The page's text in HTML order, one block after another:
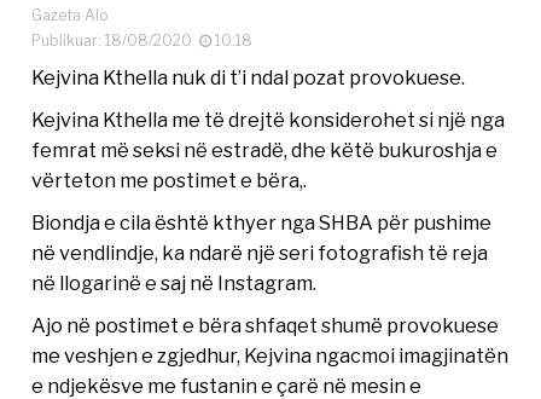
Gazeta Alo
Publikuar: 18/08/2020
10:18
Kejvina Kthella nuk di t’i ndal pozat provokuese.
Kejvina Kthella me të drejtë konsiderohet si një nga
femrat më seksi në estradë, dhe këtë bukuroshja e
vërteton me postimet e bëra,.
Biondja e cila është kthyer nga SHBA për pushime
në vendlindje, ka ndarë një seri fotografish të reja
në llogarinë e saj në Instagram.
Ajo në postimet e bëra shfaqet shumë provokuese
me veshjen e zgjedhur, Kejvina ngacmoi imagjinatën
e ndjekësve me fustanin e çarë në mesin e